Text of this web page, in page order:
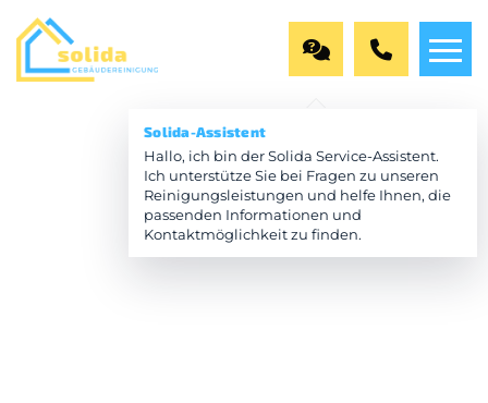
Solida-Assistent
Hallo, ich bin der Solida Service-Assistent.
Ich unterstütze Sie bei Fragen zu unseren
Reinigungsleistungen und helfe Ihnen, die
passenden Informationen und
Kontaktmöglichkeit zu finden.